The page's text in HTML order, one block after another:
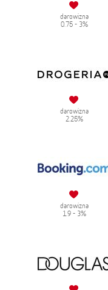
darowizna
0.75 - 3%
darowizna
2.25%
darowizna
1.9 - 3%